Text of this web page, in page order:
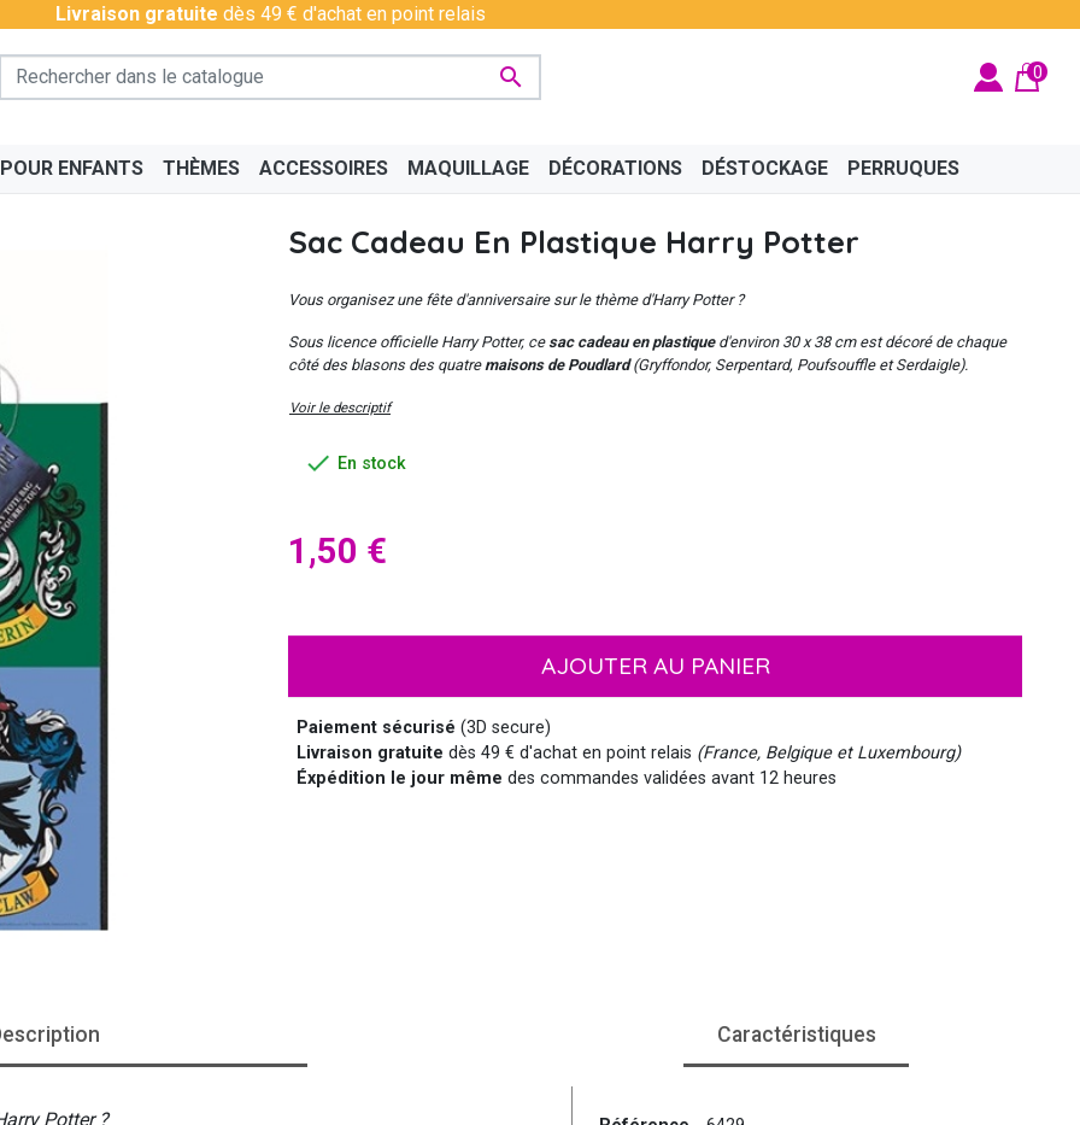
Livraison gratuite dès 49 € d'achat en point relais
 0
DISCO & CHARLESTON ÉGYPTIEN FÉES ET PRINCESSES
MÉDIEVAL
SUPER-HÉROS ET... UNIFORMES VIKING WESTERN, INDIEN...
ENFANTS THÈMES
BAVAROIS CÉLÉBRITÉ CINÉMA
DISNEY
MARQUIS ET MARQUISE MEDIEVAL PAYS DU MONDE
ACCESSOIRES
BOAS BIJOUX CHAPEAUX
LUNETTES
MAQUILLAGE DÉCORATIONS DÉSTOCKAGE PERRUQUES
Sac Cadeau En Plastique Harry Potter
Vous organisez une fête d'anniversaire sur le thème d'Harry Potter ?
Sous licence officielle Harry Potter, cesac cadeau en plastiqued'environ 30 x 38 cm est décoré de chaque
côté des blasons des quatre maisons de Poudlard(Gryffondor, Serpentard, Poufsouffle et Serdaigle).
Voir le descriptif
 En stock
1,50 €
AJOUTER AU PANIER
Paiement sécurisé (3D secure)
Livraison gratuite dès 49 € d'achat en point relais (France, Belgique et Luxembourg)
Éxpédition le jour même des commandes validées avant 12 heures
Potter ?
Caractéristiques